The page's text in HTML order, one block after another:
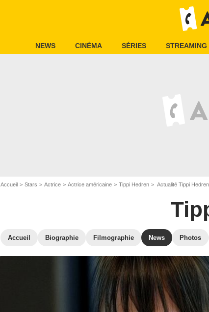
NEWS CINÉMA SÉRIES STREAMING
Accueil Stars Actrice Actrice américaine Tippi Hedren Actualité Tippi Hedren
Accueil Biographie Filmographie News Photos